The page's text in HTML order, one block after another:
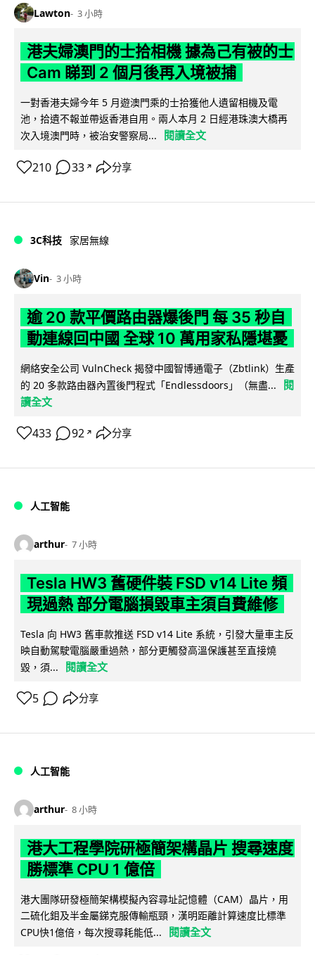
Lawton 3 小時
港夫婦澳門的士拾相機 據為己有被的士
Cam 睇到 2 個月後再入境被捕
一對香港夫婦今年 5 月遊澳門乘的士拾獲他人遺留相機及電
池，拾遺不報並帶返香港自用。兩人本月 2 日經港珠澳大橋再
次入境澳門時，被治安警察局...
閱讀全文
210 33 ↗ 分享
3C科技 家居無線
Vin 3 小時
逾 20 款平價路由器爆後門 每 35 秒自
動連線回中國 全球 10 萬用家私隱堪憂
網絡安全公司 VulnCheck 揭發中國智博通電子（Zbtlink）生產
的 20 多款路由器內置後門程式「Endlessdoors」（無盡...
閱
讀全文
433 92 ↗ 分享
人工智能
arthur 7 小時
Tesla HW3 舊硬件裝 FSD v14 Lite 頻
現過熱 部分電腦損毀車主須自費維修
Tesla 向 HW3 舊車款推送 FSD v14 Lite 系統，引發大量車主反
映自動駕駛電腦嚴重過熱，部分更觸發高溫保護甚至直接燒
毀，須...
閱讀全文
5 分享
人工智能
arthur 8 小時
港大工程學院研極簡架構晶片 搜尋速度
勝標準 CPU 1 億倍
港大團隊研發極簡架構模擬內容尋址記憶體（CAM）晶片，用
二硫化鉬及半金屬銻克服傳輸瓶頸，漢明距離計算速度比標準
CPU快1億倍，每次搜尋耗能低...
閱讀全文